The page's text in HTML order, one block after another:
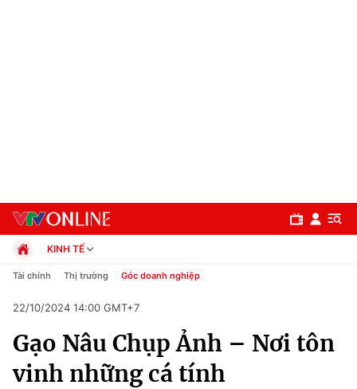
Chuyên mục
Chính trị
KINH TẾ
Chính trị
Pháp luật
Kinh tế
Thể thao
Truyền hình
Tài chính Thị trường Góc doanh nghiệp
22/10/2024 14:00 GMT+7
Gạo Nâu Chụp Ảnh – Nơi tôn
vinh những cá tính